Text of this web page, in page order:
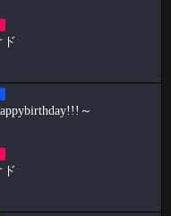
2等 13972 3等 1
グ
バーのスタッフをしており
季節になり 2人に1人がな
ド
～
ド